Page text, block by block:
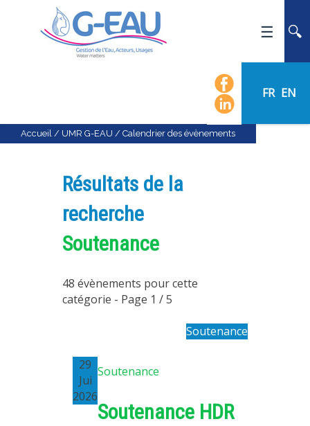
FR EN
ACTUALITÉS
ORGANIGRAMME
LISTE DU PERSONNEL
LES DOMAINES SCIENTIFIQUES
RECRUTEMENT
RECHERCHE
PROJETS EN COURS
PROJETS TERMINÉS
NOS RÉSEAUX SCIENTIFIQUES ET TECHNIQUES
Accueil / UMR G-EAU / Calendrier des évènements
Résultats de la
recherche
Soutenance
48 évènements pour cette
catégorie - Page 1 / 5
Soutenance
29
Jui
2026
Soutenance
Soutenance HDR